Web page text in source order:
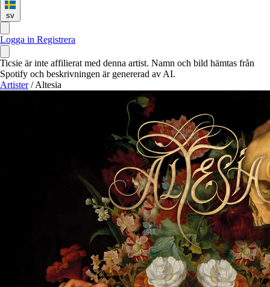
sv
Logga in Registrera
Ticsie är inte affilierat med denna artist. Namn och bild hämtas från
Spotify och beskrivningen är genererad av AI.
Artister / Altesia